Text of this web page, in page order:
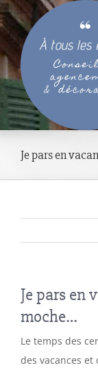
Passer
au
contenu
Je pars en
Je pars en
moche…
Le temps des
des vacances